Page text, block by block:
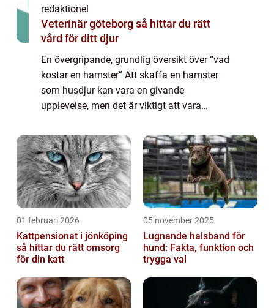
redaktionel
Veterinär göteborg så hittar du rätt
vård för ditt djur
En övergripande, grundlig översikt över ”vad
kostar en hamster” Att skaffa en hamster
som husdjur kan vara en givande
upplevelse, men det är viktigt att vara
det. I denna artikel kommer vi att ge en ...
01 februari 2026
Kattpensionat i jönköping
så hittar du rätt omsorg
för din katt
05 november 2025
Lugnande halsband för
hund: Fakta, funktion och
trygga val